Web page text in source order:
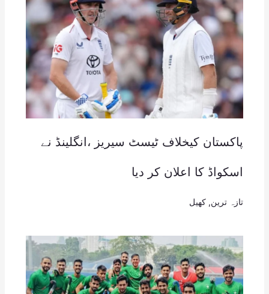
پاکستان کیخلاف ٹیسٹ سیریز ،انگلینڈ نے
اسکواڈ کا اعلان کر دیا
تازہ ترین کھیل